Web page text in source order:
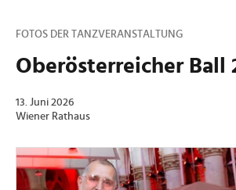
FOTOS DER TANZVERANSTALTUNG
Oberösterreicher Ball
13. Juni 2026
Wiener Rathaus